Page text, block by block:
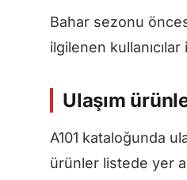
Bahar sezonu
ilgilenen
Ulaşım
A101 kataloğunda
ürünler listede yer